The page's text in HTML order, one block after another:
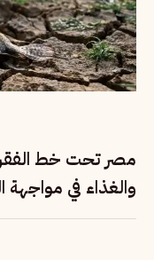
مصر تحت خط الفقر
والغذاء في مواجهة